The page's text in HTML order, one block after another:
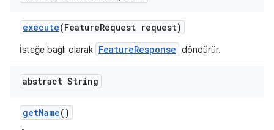
execute(FeatureRequest request)
İsteğe bağlı olarak FeatureResponse döndürür.
abstract String
getName()